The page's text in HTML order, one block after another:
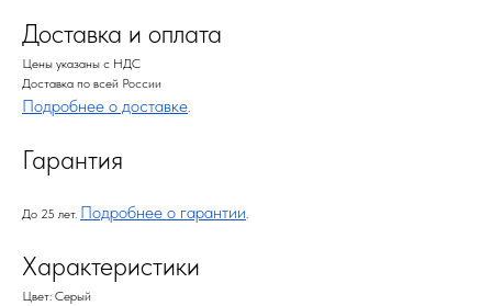
Доставка и оплата
Цены указаны с НДС
Доставка по всей России
Подробнее о доставке.
Гарантия
До 25 лет. Подробнее о гарантии.
Характеристики
Цвет: Серый